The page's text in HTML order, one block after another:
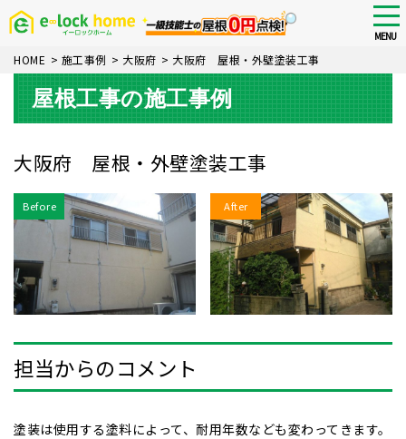
Skip
content
MENU
HOME > 施工事例 > 大阪府 > 大阪府 屋根・外壁塗装工事
屋根工事の施工事例
大阪府 屋根・外壁塗装工事
Before After
担当からのコメント
塗装は使用する塗料によって、耐用年数なども変わってきます。